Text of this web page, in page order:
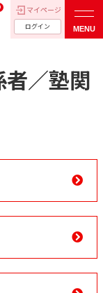
マイページ
ログイン MENU
／塾関